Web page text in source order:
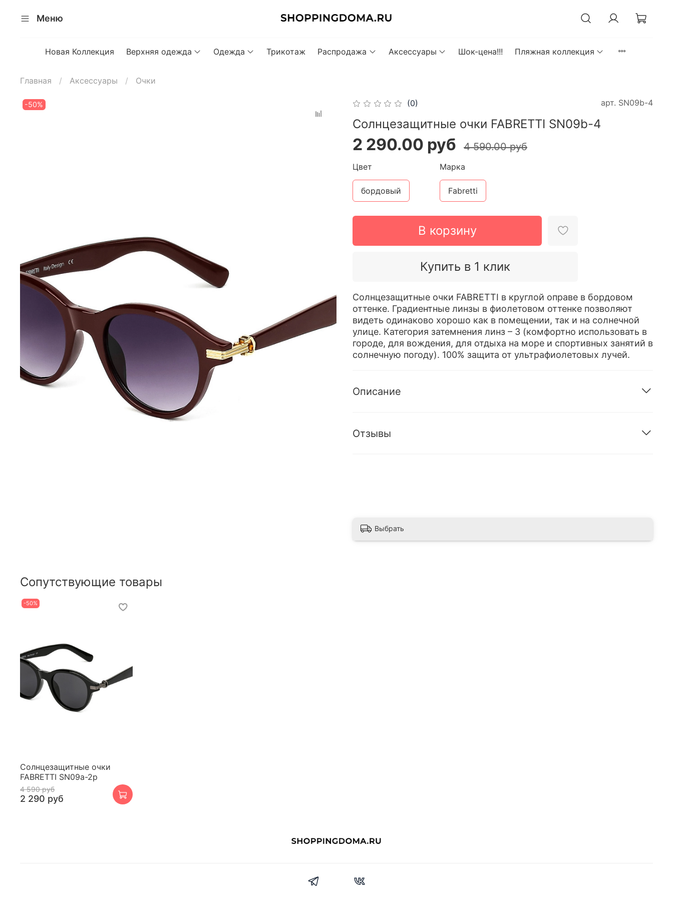
Меню
Новая Коллекция Верхняя одежда Одежда Трикотаж Распродажа Аксессуары Шок-цена!!! Пляжная коллекция
Главная Аксессуары Очки
-50% (0) арт. SN09b-4
Cолнцезащитные очки FABRETTI SN09b-4
2 290.00 руб 4 590.00 руб
В корзину
Купить в 1 клик
Цвет
бордовый
Марка
Fabretti
Солнцезащитные очки FABRETTI в круглой оправе в бордовом
оттенке. Градиентные линзы в фиолетовом оттенке позволяют
видеть одинаково хорошо как в помещении, так и на солнечной
улице. Категория затемнения линз – 3 (комфортно использовать в
городе, для вождения, для отдыха на море и спортивных занятий в
солнечную погоду). 100% защита от ультрафиолетовых лучей.
Описание
Отзывы
Выбрать
Сопутствующие товары
-50%
Cолнцезащитные очки
FABRETTI SN09a-2p
4 590 руб
2 290 руб